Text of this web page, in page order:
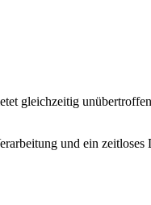
gleichzeitig
und ein